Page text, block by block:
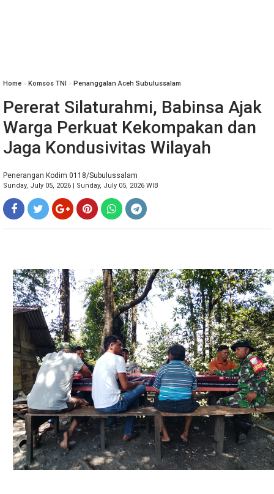
Home » Komsos TNI » Penanggalan Aceh Subulussalam
Pererat Silaturahmi, Babinsa Ajak
Warga Perkuat Kekompakan dan
Jaga Kondusivitas Wilayah
Penerangan Kodim 0118/Subulussalam
Sunday, July 05, 2026 | Sunday, July 05, 2026 WIB